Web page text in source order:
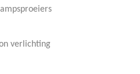
verlichting